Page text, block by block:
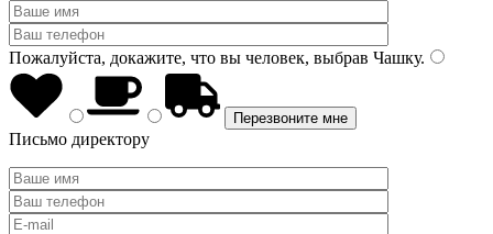
Пожалуйста, докажите, что вы человек, выбрав Чашку.
Письмо директору